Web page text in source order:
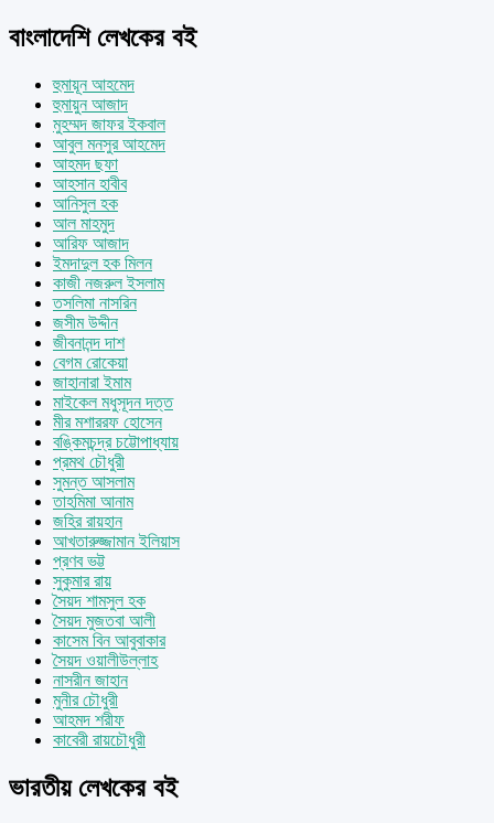
বাংলাদেশি লেখকের বই
হুমায়ূন আহমেদ
হুমায়ুন আজাদ
মুহম্মদ জাফর ইকবাল
আবুল মনসুর আহমেদ
আহমদ ছফা
আহসান হাবীব
আনিসুল হক
আল মাহমুদ
আরিফ আজাদ
ইমদাদুল হক মিলন
কাজী নজরুল ইসলাম
তসলিমা নাসরিন
জসীম উদ্দীন
জীবনানন্দ দাশ
বেগম রোকেয়া
জাহানারা ইমাম
মাইকেল মধুসূদন দত্ত
মীর মশাররফ হোসেন
বঙ্কিমচন্দ্র চট্টোপাধ্যায়
প্রমথ চৌধুরী
সুমন্ত আসলাম
তাহমিমা আনাম
জহির রায়হান
আখতারুজ্জামান ইলিয়াস
প্রণব ভট্ট
সুকুমার রায়
সৈয়দ শামসুল হক
সৈয়দ মুজতবা আলী
কাসেম বিন আবুবাকার
সৈয়দ ওয়ালীউল্লাহ
নাসরীন জাহান
মুনীর চৌধুরী
আহমদ শরীফ
কাবেরী রায়চৌধুরী
ভারতীয় লেখকের বই